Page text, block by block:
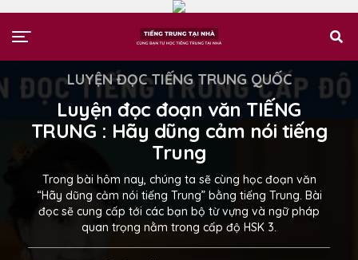
LUYỆN ĐỌC TIẾNG TRUNG QUỐC
Luyện đọc đoạn văn TIẾNG
TRUNG : Hãy dũng cảm nói tiếng
Trung
Trong bài hôm nay, chúng ta sẽ cùng học đoạn văn
“Hãy dũng cảm nói tiếng Trung” bằng tiếng Trung. Bài
đọc sẽ cung cấp tới các bạn bộ từ vựng và ngữ pháp
quan trọng nằm trong cấp độ HSK 3.